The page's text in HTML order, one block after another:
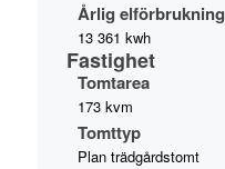
Årlig elförbrukning
13 361 kwh
Fastighet
Tomtarea
173 kvm
Tomttyp
Plan trädgårdstomt